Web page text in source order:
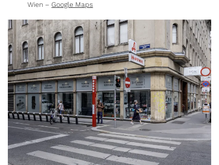
Wien – Google Maps